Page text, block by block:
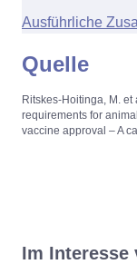
Ausführliche
Quelle
Ritskes-Hoitinga, M.
requirements for
vaccine approval – A
Im Interesse